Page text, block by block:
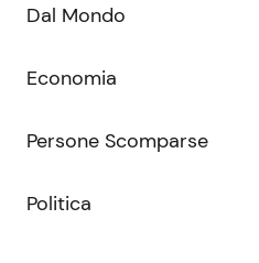
Dal Mondo
Economia
Persone Scomparse
Politica